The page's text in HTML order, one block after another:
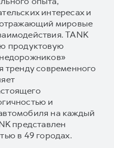
интересах и
отражающий мировые
TANK
продуктовую
тренду современного
и
на каждый
представлен
в 49 городах.